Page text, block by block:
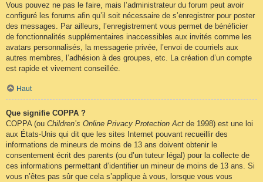
Vous pouvez ne pas le faire, mais l’administrateur du forum peut avoir
configuré les forums afin qu’il soit nécessaire de s’enregistrer pour poster
des messages. Par ailleurs, l’enregistrement vous permet de bénéficier
de fonctionnalités supplémentaires inaccessibles aux invités comme les
avatars personnalisés, la messagerie privée, l’envoi de courriels aux
autres membres, l’adhésion à des groupes, etc. La création d’un compte
est rapide et vivement conseillée.
Haut
Que signifie COPPA ?
COPPA (ou Children’s Online Privacy Protection Act de 1998) est une loi
aux États-Unis qui dit que les sites Internet pouvant recueillir des
informations de mineurs de moins de 13 ans doivent obtenir le
consentement écrit des parents (ou d’un tuteur légal) pour la collecte de
ces informations permettant d’identifier un mineur de moins de 13 ans. Si
vous n’êtes pas sûr que cela s’applique à vous, lorsque vous vous